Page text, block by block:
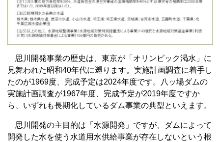
思川開発事業の歴史は、東京が「オリンピック渇水」に
見舞われた昭和40年代に遡ります。実施計画調査に着手し
たのが1969度、完成予定は2024年度です。八ッ場ダムの
実施計画調査が1967年度、完成予定が2019年度ですか
ら、いずれも長期化しているダム事業の典型といえます。
思川開発の主目的は「水源開発」ですが、ダムによって
開発した水を使う水道用水供給事業が存在しないという根